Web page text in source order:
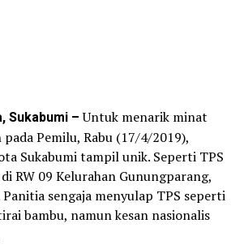
Sukabumi –Untuk menarik minat
Pemilu, Rabu (17/4/2019),
Sukabumi tampil unik. Seperti TPS
RW 09 Kelurahan Gunungparang,
sengaja menyulap TPS seperti
bambu, namun kesan nasionalis